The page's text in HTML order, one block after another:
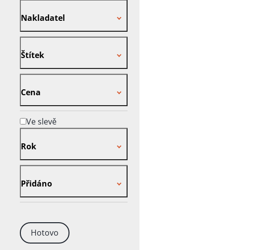
Nakladatel
Štítek
Cena
Ve slevě
Rok
Přidáno
Hotovo